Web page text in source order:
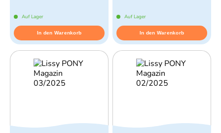
Auf Lager
In den Warenkorb
Auf Lager
In den Warenkorb